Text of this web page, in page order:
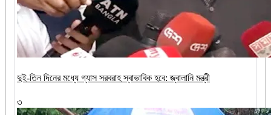
দুই-তিন দিনের মধ্যে গ্যাস সরবরাহ স্বাভাবিক হবে: জ্বালানি মন্ত্রী
৩